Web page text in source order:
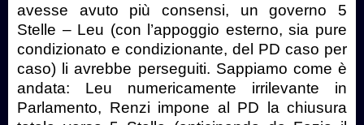
avesse avuto più consensi, un governo 5
Stelle – Leu (con l’appoggio esterno, sia pure
condizionato e condizionante, del PD caso per
caso) li avrebbe perseguiti. Sappiamo come è
andata: Leu numericamente irrilevante in
Parlamento, Renzi impone al PD la chiusura